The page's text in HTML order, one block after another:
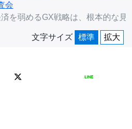
会
済を弱めるGX戦略は、根本的な見
文字サイズ 標準 拡大